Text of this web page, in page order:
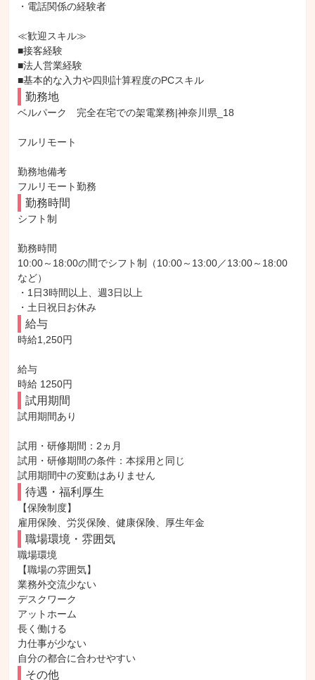
・電話関係の経験者
≪歓迎スキル≫
■接客経験
■法人営業経験
■基本的な入力や四則計算程度のPCスキル
勤務地
ベルパーク　完全在宅での架電業務|神奈川県_18
フルリモート
勤務地備考
フルリモート勤務
勤務時間
シフト制
勤務時間
10:00～18:00の間でシフト制（10:00～13:00／13:00～18:00
など）
・1日3時間以上、週3日以上
・土日祝日お休み
給与
時給1,250円
給与
時給 1250円
試用期間
試用期間あり
試用・研修期間：2ヵ月
試用・研修期間の条件：本採用と同じ
待遇・福利厚生
【保険制度】
雇用保険、労災保険、健康保険、厚生年金
職場環境・雰囲気
職場環境
【職場の雰囲気】
業務外交流少ない
デスクワーク
アットホーム
長く働ける
力仕事が少ない
自分の都合に合わせやすい
その他